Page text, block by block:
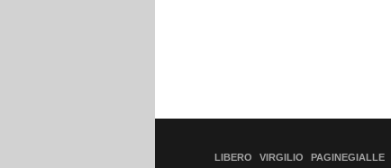
LIBERO VIRGILIO PAGINEGIALLE